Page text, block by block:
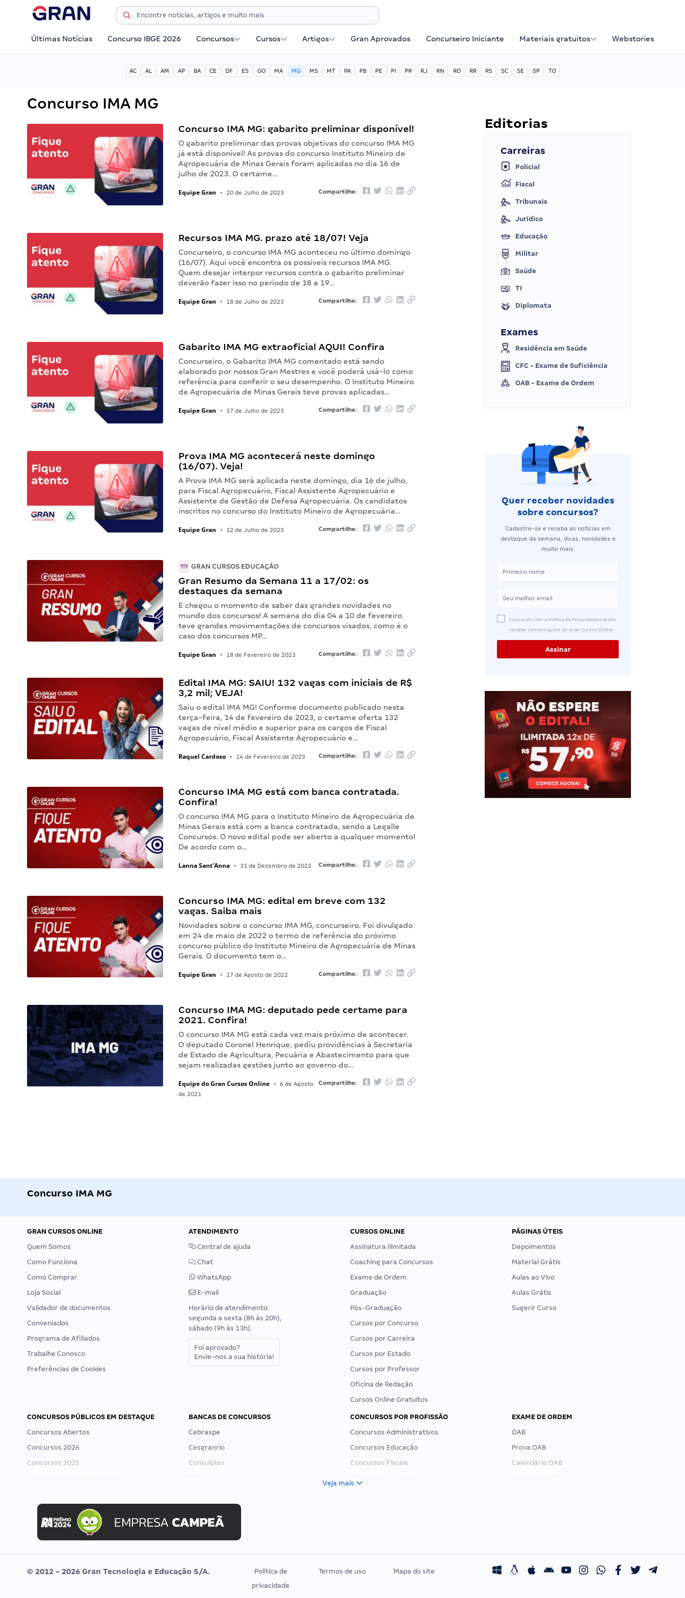
Últimas Notícias Concurso IBGE 2026 Concursos Cursos Artigos Gran Aprovados Concurseiro Iniciante Materiais gratuitos Webstories
AC AL AM AP BA CE DF ES GO MA MG MS MT PA PB PE PI PR RJ RN RO RR RS SC SE SP TO
Concurso IMA MG
Concurso IMA MG: gabarito preliminar disponível!
O gabarito preliminar das provas objetivas do concurso IMA MG
já está disponível! As provas do concurso Instituto Mineiro de
Agropecuária de Minas Gerais foram aplicadas no dia 16 de
julho de 2023. O certame…
Equipe Gran • 20 de Julho de 2023 Compartilhe:
Recursos IMA MG. prazo até 18/07! Veja
Concurseiro, o concurso IMA MG aconteceu no último domingo
(16/07). Aqui você encontra os possíveis recursos IMA MG.
Quem desejar interpor recursos contra o gabarito preliminar
deverão fazer isso no período de 18 a 19…
Equipe Gran • 18 de Julho de 2023 Compartilhe:
Gabarito IMA MG extraoficial AQUI! Confira
Concurseiro, o Gabarito IMA MG comentado está sendo
elaborado por nossos Gran Mestres e você poderá usá-lo como
referência para conferir o seu desempenho. O Instituto Mineiro
de Agropecuária de Minas Gerais teve provas aplicadas…
Equipe Gran • 17 de Julho de 2023 Compartilhe:
Prova IMA MG acontecerá neste domingo
(16/07). Veja!
A Prova IMA MG será aplicada neste domingo, dia 16 de julho,
para Fiscal Agropecuário, Fiscal Assistente Agropecuário e
Assistente de Gestão de Defesa Agropecuária. Os candidatos
inscritos no concurso do Instituto Mineiro de Agropecuária…
Equipe Gran • 12 de Julho de 2023 Compartilhe:
GRAN CURSOS EDUCAÇÃO
Gran Resumo da Semana 11 a 17/02: os
destaques da semana
E chegou o momento de saber das grandes novidades no
mundo dos concursos! A semana do dia 04 a 10 de fevereiro
teve grandes movimentações de concursos visados, como é o
caso dos concursos MP…
Equipe Gran • 18 de Fevereiro de 2023 Compartilhe:
Edital IMA MG: SAIU! 132 vagas com iniciais de R$
3,2 mil; VEJA!
Saiu o edital IMA MG! Conforme documento publicado nesta
terça-feira, 14 de fevereiro de 2023, o certame oferta 132
vagas de nível médio e superior para os cargos de Fiscal
Agropecuário, Fiscal Assistente Agropecuário e…
Raquel Cardoso • 14 de Fevereiro de 2023 Compartilhe:
Concurso IMA MG está com banca contratada.
Confira!
O concurso IMA MG para o Instituto Mineiro de Agropecuária de
Minas Gerais está com a banca contratada, sendo a Legalle
Concursos. O novo edital pode ser aberto a qualquer momento!
De acordo com o…
Lanna Sant'Anna • 31 de Dezembro de 2022 Compartilhe:
Concurso IMA MG: edital em breve com 132
vagas. Saiba mais
Novidades sobre o concurso IMA MG, concurseiro. Foi divulgado
em 24 de maio de 2022 o termo de referência do próximo
concurso público do Instituto Mineiro de Agropecuária de Minas
Gerais. O documento tem o…
Equipe Gran • 17 de Agosto de 2022 Compartilhe:
Concurso IMA MG: deputado pede certame para
2021. Confira!
O concurso IMA MG está cada vez mais próximo de acontecer.
O deputado Coronel Henrique, pediu providências à Secretaria
de Estado de Agricultura, Pecuária e Abastecimento para que
sejam realizadas gestões junto ao governo do…
Equipe do Gran Cursos Online •
6 de Agosto
de 2021
Compartilhe:
Editorias
Carreiras
Policial
Fiscal
Tribunais
Jurídico
Educação
Militar
Saúde
TI
Diplomata
Exames
Residência em Saúde
CFC - Exame de Suficiência
OAB - Exame de Ordem
Quer receber novidades
sobre concursos?
Cadastre-se e receba as notícias em
destaque da semana, dicas, novidades e
muito mais.
Concordo com a Política de Privacidade e aceito
receber comunicações do Gran Cursos Online.
Concurso IMA MG
GRAN CURSOS ONLINE
Quem Somos
Como Funciona
Como Comprar
Loja Social
Validador de documentos
Conveniados
Programa de Afiliados
Trabalhe Conosco
Preferências de Cookies
ATENDIMENTO
Central de ajuda
Chat
WhatsApp
E-mail
Horário de atendimento:
segunda a sexta (8h às 20h),
sábado (9h às 13h).
Foi aprovado?
Envie-nos a sua história!
CURSOS ONLINE
Assinatura Ilimitada
Coaching para Concursos
Exame de Ordem
Graduação
Pós-Graduação
Cursos por Concurso
Cursos por Carreira
Cursos por Estado
Cursos por Professor
Oficina de Redação
Cursos Online Gratuitos
PÁGINAS ÚTEIS
Depoimentos
Material Grátis
Aulas ao Vivo
Aulas Grátis
Sugerir Curso
CONCURSOS PÚBLICOS EM DESTAQUE
Concursos Abertos
Concursos 2026
Concursos 2025
Concurso MPU
Editais publicados
BANCAS DE CONCURSOS
Cebraspe
Cesgranrio
Consulplan
Selecon
Uniase
Vunesp
CONCURSOS POR PROFISSÃO
Concursos Administrativos
Concursos Educação
Concursos Fiscais
Residência Multiprofissional
EXAME DE ORDEM
OAB
Prova OAB
Calendário OAB
Veja mais
© 2012 - 2026 Gran Tecnologia e Educação S/A.
Política de
privacidade
Termos de uso Mapa do site